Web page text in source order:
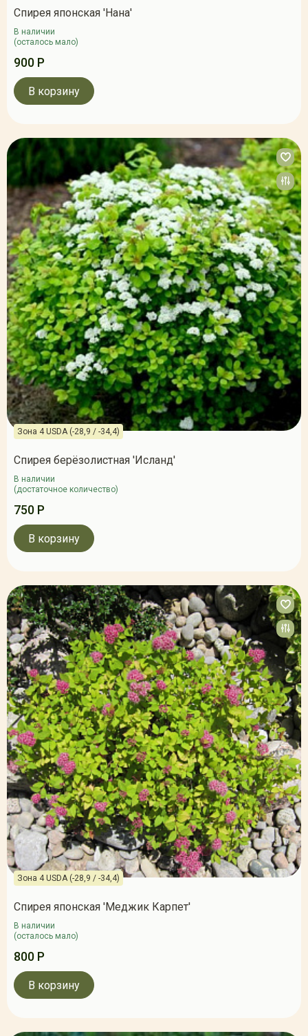
Спирея японская 'Нана'
В наличии
(осталось мало)
900 Р
В корзину
Зона 4 USDA (-28,9 / -34,4)
Спирея берёзолистная 'Исланд'
В наличии
(достаточное количество)
750 Р
В корзину
Зона 4 USDA (-28,9 / -34,4)
Спирея японская 'Меджик Карпет'
В наличии
(осталось мало)
800 Р
В корзину